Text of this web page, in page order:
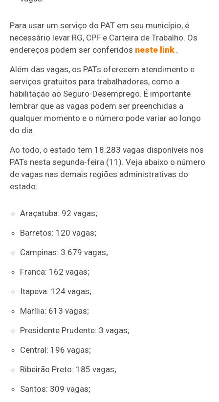
Para usar um serviço do PAT em seu município, é
necessário levar RG, CPF e Carteira de Trabalho. Os
endereços podem ser conferidos neste link.
Além das vagas, os PATs oferecem atendimento e
serviços gratuitos para trabalhadores, como a
habilitação ao Seguro-Desemprego. É importante
lembrar que as vagas podem ser preenchidas a
qualquer momento e o número pode variar ao longo
do dia.
Ao todo, o estado tem 18.283 vagas disponíveis nos
PATs nesta segunda-feira (11). Veja abaixo o número
de vagas nas demais regiões administrativas do
estado:
Araçatuba: 92 vagas;
Barretos: 120 vagas;
Campinas: 3.679 vagas;
Franca: 162 vagas;
Itapeva: 124 vagas;
Marília: 613 vagas;
Presidente Prudente: 3 vagas;
Central: 196 vagas;
Ribeirão Preto: 185 vagas;
Santos: 309 vagas;